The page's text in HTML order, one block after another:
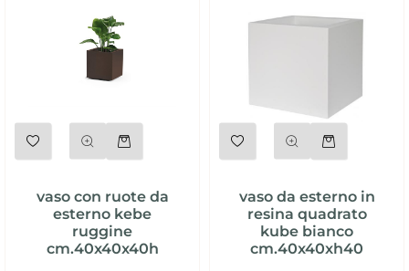
vaso con ruote da
esterno kebe
ruggine
cm.40x40x40h
vaso da esterno in
resina quadrato
kube bianco
cm.40x40xh40